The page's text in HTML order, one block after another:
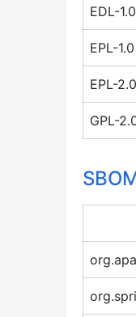
EDL-1.0
EPL-1.0
EPL-2.0
GPL-